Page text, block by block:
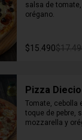
salsa de
orégano.
$15.490
Pizza
Tomate, cebolla
toque de pebre,
mozzarella y